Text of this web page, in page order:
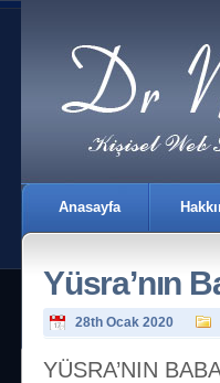
Anasayfa
Yüsra’nın
28th Ocak 2020
YÜSRA’NIN